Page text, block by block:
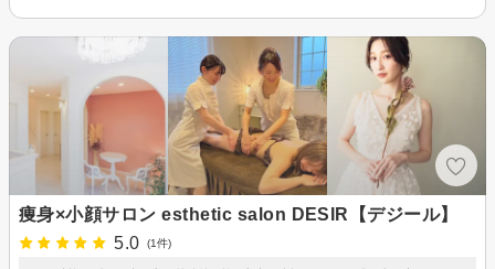
痩身×小顔サロン esthetic salon DESIR【デジール】
5.0
(1件)